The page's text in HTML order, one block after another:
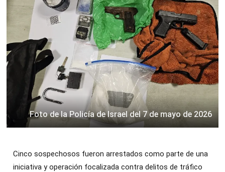
Foto de la Policía de Israel del 7 de mayo de 2026
Cinco sospechosos fueron arrestados como parte de una
iniciativa y operación focalizada contra delitos de tráfico